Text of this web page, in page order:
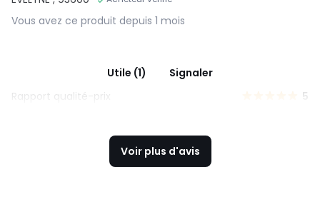
Vous avez ce produit depuis 1 mois
Utile (1)
Signaler
Rapport qualité-prix
5
Voir plus d'avis